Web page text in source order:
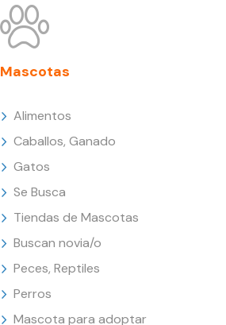
Mascotas
Alimentos
Caballos, Ganado
Gatos
Se Busca
Tiendas de Mascotas
Buscan novia/o
Peces, Reptiles
Perros
Mascota para adoptar